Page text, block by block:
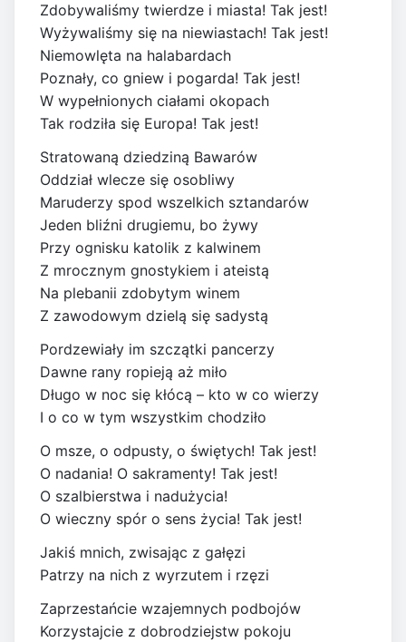
Zdobywaliśmy twierdze i miasta! Tak jest!
Wyżywaliśmy się na niewiastach! Tak jest!
Niemowlęta na halabardach
Poznały, co gniew i pogarda! Tak jest!
W wypełnionych ciałami okopach
Tak rodziła się Europa! Tak jest!
Stratowaną dziedziną Bawarów
Oddział wlecze się osobliwy
Maruderzy spod wszelkich sztandarów
Jeden bliźni drugiemu, bo żywy
Przy ognisku katolik z kalwinem
Z mrocznym gnostykiem i ateistą
Na plebanii zdobytym winem
Z zawodowym dzielą się sadystą
Pordzewiały im szczątki pancerzy
Dawne rany ropieją aż miło
Długo w noc się kłócą – kto w co wierzy
I o co w tym wszystkim chodziło
O msze, o odpusty, o świętych! Tak jest!
O nadania! O sakramenty! Tak jest!
O szalbierstwa i nadużycia!
O wieczny spór o sens życia! Tak jest!
Jakiś mnich, zwisając z gałęzi
Patrzy na nich z wyrzutem i rzęzi
Zaprzestańcie wzajemnych podbojów
Korzystajcie z dobrodziejstw pokoju